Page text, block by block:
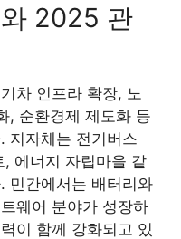
2025 관
차 인프라 확장, 노
, 순환경제 제도화 등
지자체는 전기버스
, 에너지 자립마을 같
민간에서는 배터리와
웨어 분야가 성장하
이 함께 강화되고 있